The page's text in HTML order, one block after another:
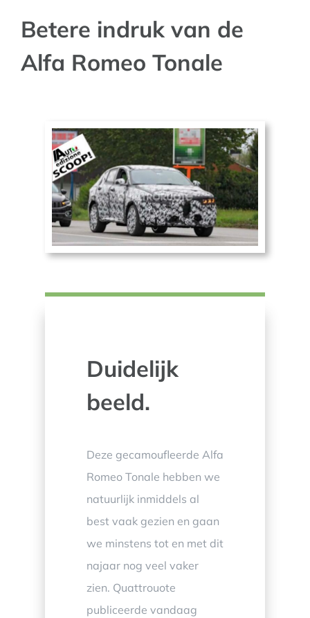
AUTO NIEUWS
Betere indruk van de
Alfa Romeo Tonale
Duidelijk
beeld.
Deze gecamoufleerde Alfa
Romeo Tonale hebben we
natuurlijk inmiddels al
best vaak gezien en gaan
we minstens tot en met dit
najaar nog veel vaker
zien. Quattrouote
publiceerde vandaag